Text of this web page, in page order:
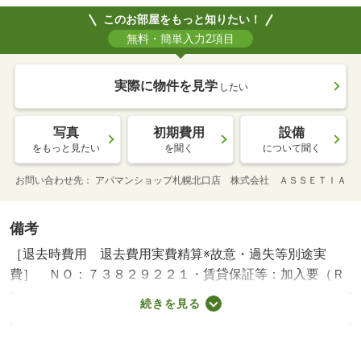
このお部屋をもっと知りたい！
無料・簡単入力2項目
実際に物件を見学 したい
写真
をもっと見たい
初期費用
を聞く
設備
について聞く
お問い合わせ先 アパマンショップ札幌北口店 株式会社 ＡＳＳＥＴＩＡ
備考
［退去時費用 退去費用実費精算※故意・過失等別途実
費］ ＮＯ：７３８２９２２１・賃貸保証等：加入要（Ｒ
ＯＯＭ ｉＤ（エポスカード）利用可。初回保証料は月額
家賃等の５０％、月次保証料は１．５％。大手法人契約の
続きを見る